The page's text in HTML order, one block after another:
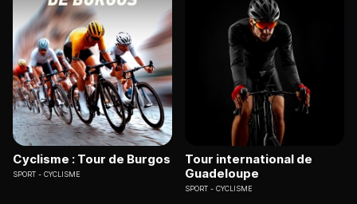
Cyclisme : Tour de Burgos
SPORT CYCLISME
Tour international de
Guadeloupe
SPORT CYCLISME